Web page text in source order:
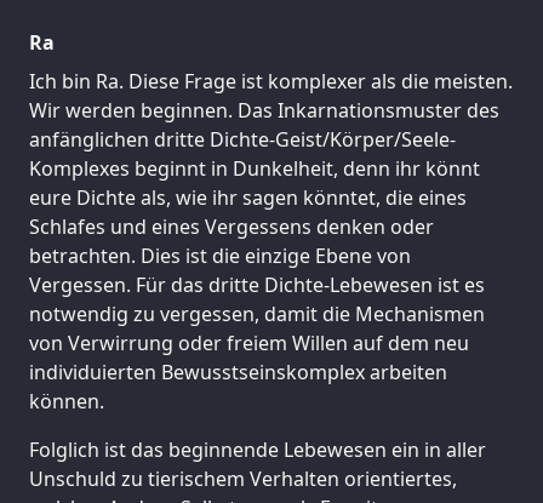
Ra
Ich bin Ra. Diese Frage ist komplexer als die meisten.
Wir werden beginnen. Das Inkarnationsmuster des
anfänglichen dritte Dichte-Geist/Körper/Seele-
Komplexes beginnt in Dunkelheit, denn ihr könnt
eure Dichte als, wie ihr sagen könntet, die eines
Schlafes und eines Vergessens denken oder
betrachten. Dies ist die einzige Ebene von
Vergessen. Für das dritte Dichte-Lebewesen ist es
notwendig zu vergessen, damit die Mechanismen
von Verwirrung oder freiem Willen auf dem neu
individuierten Bewusstseinskomplex arbeiten
können.
Folglich ist das beginnende Lebewesen ein in aller
Unschuld zu tierischem Verhalten orientiertes,